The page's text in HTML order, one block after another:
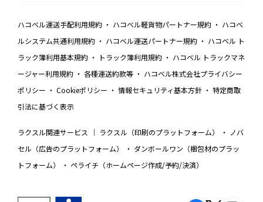
ハコベル運送手配利用規約 ハコベル軽貨物パートナー規約
ハコベ
ルシステム共通利用規約
ハコベル運送パートナー規約
ハコベル ト
ラック簿利用基本規約
トラック簿利用規約
ハコベル トラックマネ
ージャー利用規約
各種運送約款等
ハコベル株式会社プライバシー
ポリシー
Cookieポリシー 情報セキュリティ基本方針
特定商取
引法に基づく表示
ラクスル関連サービス ラクスル（印刷のプラットフォーム）
ノバ
セル（広告のプラットフォーム）
ダンボールワン（梱包材のプラッ
トフォーム）
ペライチ（ホームページ作成/予約/決済）